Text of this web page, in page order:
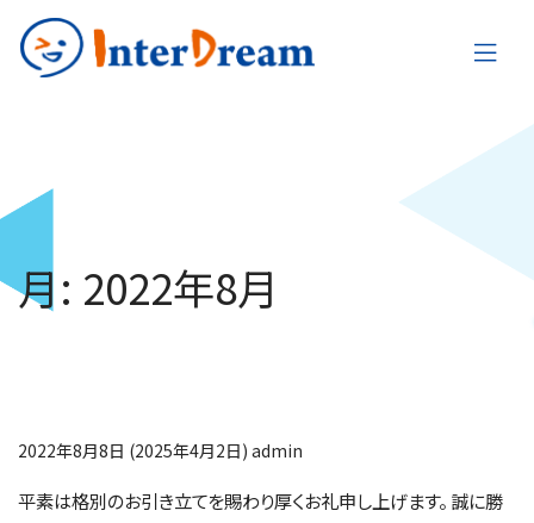
月: 2022年8月
2022年8月8日 (2025年4月2日) admin
平素は格別のお引き立てを賜わり厚くお礼申し上げます。 誠に勝